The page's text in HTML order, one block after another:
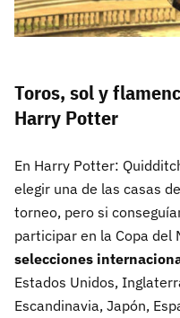
Toros, sol y
Harry Potter
En Harry Potter:
elegir una de las casas
torneo, pero si
participar en la Copa del
selecciones
Estados Unidos,
Escandinavia, Japón,